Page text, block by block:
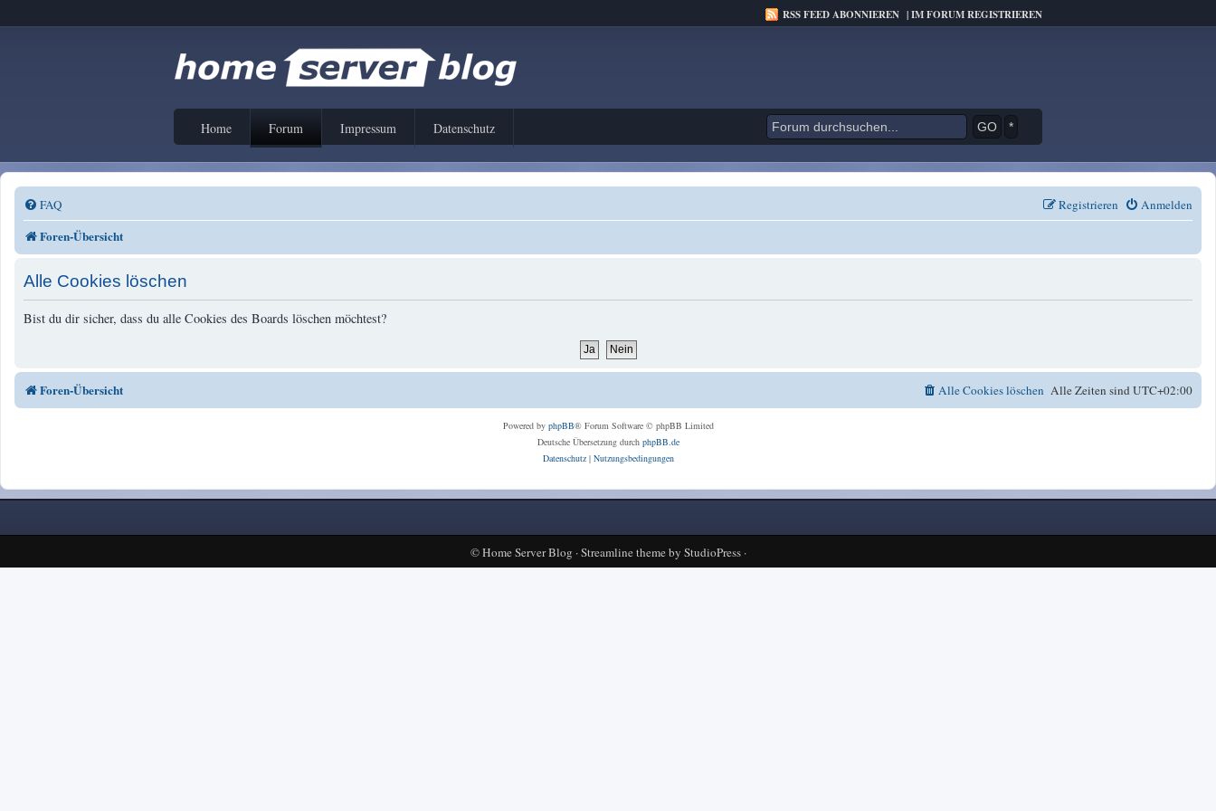
RSS FEED ABONNIEREN |IM FORUM REGISTRIEREN
Home Forum Impressum Datenschutz *
FAQ Anmelden
Registrieren
Foren-Übersicht
Alle Cookies löschen
Bist du dir sicher, dass du alle Cookies des Boards löschen möchtest?
Foren-Übersicht Alle Zeiten sindUTC+02:00
Alle Cookies löschen
Powered by phpBB® Forum Software © phpBB Limited
Deutsche Übersetzung durch phpBB.de
Datenschutz| Nutzungsbedingungen
©Home Server Blog ·Streamline themeby StudioPress·